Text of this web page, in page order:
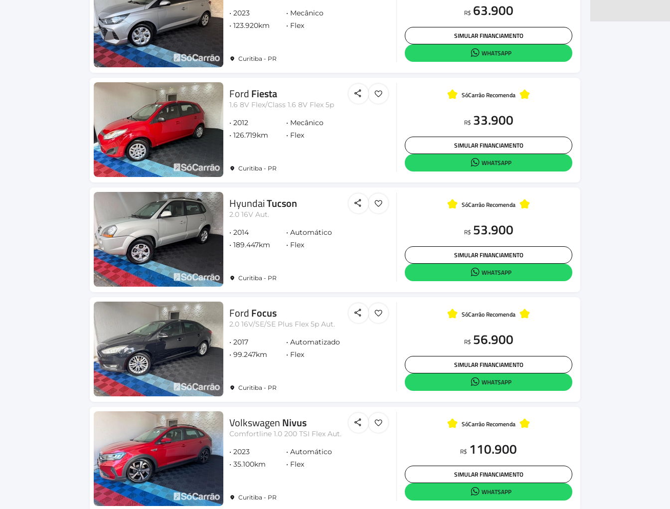
2023
Mecânico
123.920km
Flex
Curitiba - PR
R$ 63.900
SIMULAR FINANCIAMENTO
WHATSAPP
FordFiesta
1.6 8V Flex/Class 1.6 8V Flex 5p
2012
Mecânico
126.719km
Flex
Curitiba - PR
SóCarrão Recomenda
R$ 33.900
SIMULAR FINANCIAMENTO
WHATSAPP
HyundaiTucson
2.0 16V Aut.
2014
Automático
189.447km
Flex
Curitiba - PR
SóCarrão Recomenda
R$ 53.900
SIMULAR FINANCIAMENTO
WHATSAPP
FordFocus
2.0 16V/SE/SE Plus Flex 5p Aut.
2017
Automatizado
99.247km
Flex
Curitiba - PR
SóCarrão Recomenda
R$ 56.900
SIMULAR FINANCIAMENTO
WHATSAPP
VolkswagenNivus
Comfortline 1.0 200 TSI Flex Aut.
2023
Automático
35.100km
Flex
Curitiba - PR
SóCarrão Recomenda
R$ 110.900
SIMULAR FINANCIAMENTO
WHATSAPP